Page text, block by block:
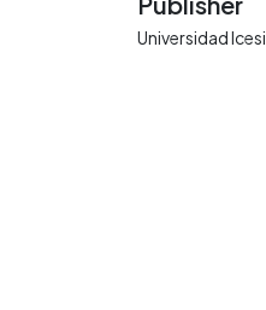
Universidad Icesi